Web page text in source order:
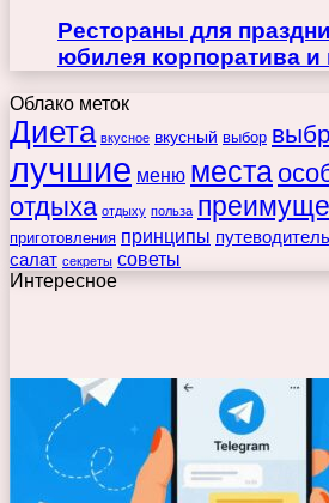
Рестораны для
юбилея корпоратива и
Облако меток
Диета вкусное вкусный выбор
лучшие меню места
отдыха отдыху польза
приготовления принципы путеводитель
салат секреты советы
Интересное